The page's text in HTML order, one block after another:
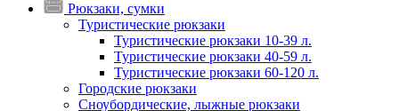
Рюкзаки, сумки
Туристические рюкзаки
Туристические рюкзаки 10-39 л.
Туристические рюкзаки 40-59 л.
Туристические рюкзаки 60-120 л.
Городские рюкзаки
Сноубордические, лыжные рюкзаки